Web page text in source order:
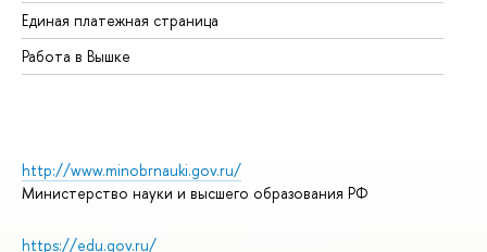
Единая платежная страница
Работа в Вышке
http://www.minobrnauki.gov.ru/
Министерство науки и высшего образования РФ
https://edu.gov.ru/